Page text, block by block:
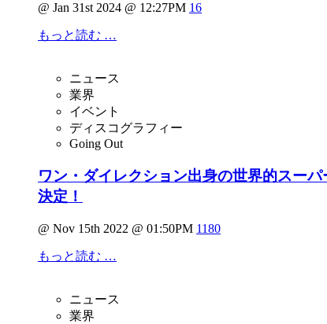
@ Jan 31st 2024 @ 12:27PM 16
もっと読む …
ニュース
業界
イベント
ディスコグラフィー
Going Out
ワン・ダイレクション出身の世界的スー
決定！
@ Nov 15th 2022 @ 01:50PM 1180
もっと読む …
ニュース
業界